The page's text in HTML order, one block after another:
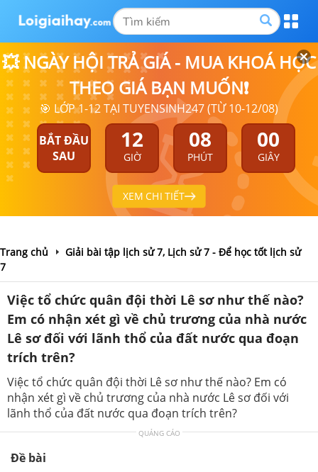
💥 NGÀY HỘI TRẢ GIÁ - MUA KHOÁ HỌC
THEO GIÁ BẠN MUỐN❗
🎯 LỚP 1-12 TẠI TUYENSINH247 (TỪ 10-12/08)
BẮT ĐẦU
SAU
12
GIỜ
07
PHÚT
59
GIÂY
XEM CHI TIẾT
Trang chủ
Giải bài tập lịch sử 7, Lịch sử 7 - Để học tốt lịch sử
7
Việc tổ chức quân đội thời Lê sơ như thế nào?
Em có nhận xét gì về chủ trương của nhà nước
Lê sơ đối với lãnh thổ của đất nước qua đoạn
trích trên?
Việc tổ chức quân đội thời Lê sơ như thế nào? Em có
nhận xét gì về chủ trương của nhà nước Lê sơ đối với
lãnh thổ của đất nước qua đoạn trích trên?
QUẢNG CÁO
Đề bài